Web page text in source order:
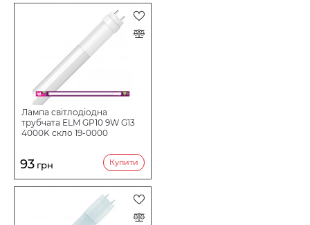
Лампа світлодіодна
трубчата ELM GP10 9W G13
4000K скло 19-0000
93 грн Купити